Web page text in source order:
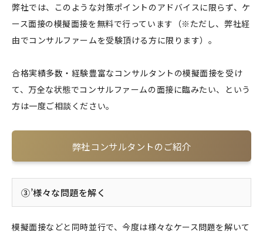
弊社では、このような対策ポイントのアドバイスに限らず、ケ
ース面接の模擬面接を無料で行っています（※ただし、弊社経
由でコンサルファームを受験頂ける方に限ります）。
合格実績多数・経験豊富なコンサルタントの模擬面接を受け
て、万全な状態でコンサルファームの面接に臨みたい、という
方は一度ご相談ください。
弊社コンサルタントのご紹介
③’様々な問題を解く
模擬面接などと同時並行で、今度は様々なケース問題を解いて